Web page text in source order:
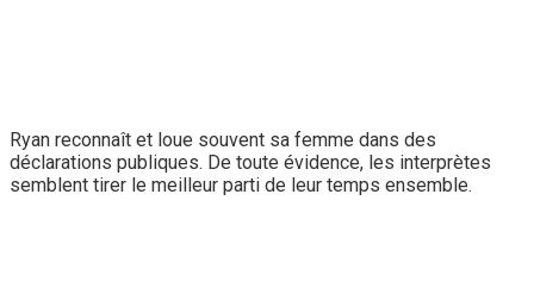
Ryan reconnaît et loue souvent sa femme dans des
déclarations publiques. De toute évidence, les interprètes
semblent tirer le meilleur parti de leur temps ensemble.